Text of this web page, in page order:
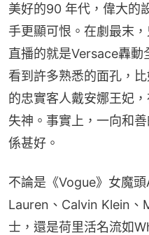
美好的90 年代，偉大的
手更顯可恨。在劇最末
直播的就是Versace轟動
看到許多熟悉的面孔，
的忠實客人戴安娜王妃
失神。事實上，一向和
係甚好。
不論是《Vogue》女魔
Lauren、Calvin Klein、
士，還是荷里活名流如